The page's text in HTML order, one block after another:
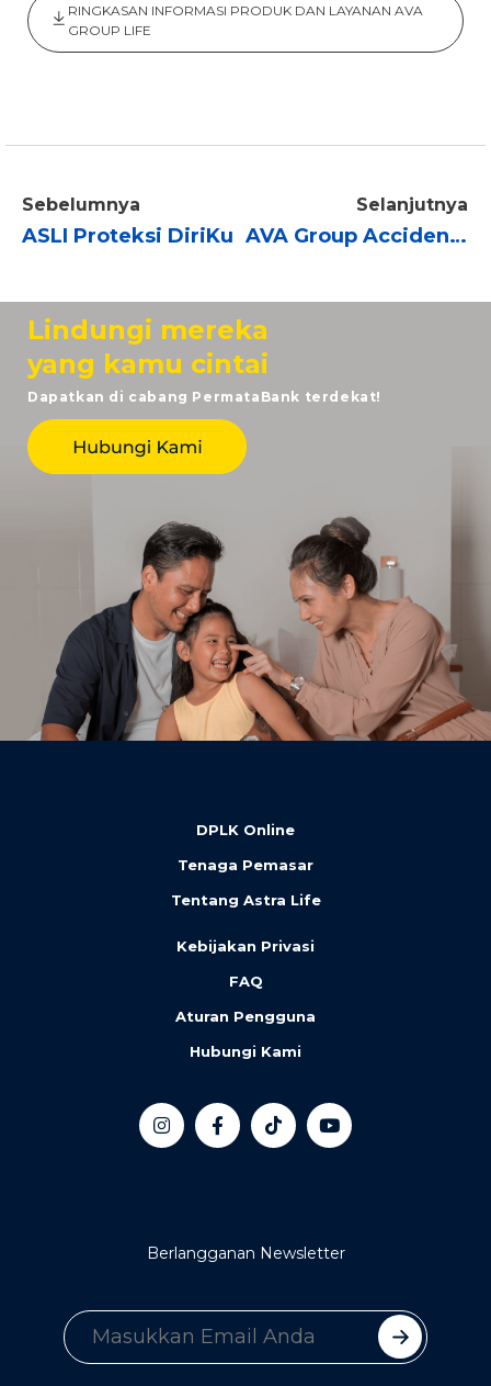
RINGKASAN INFORMASI PRODUK DAN LAYANAN AVA
GROUP LIFE
Sebelumnya
ASLI Proteksi DiriKu
Selanjutnya
AVA Group Accident Protection (PermataBank)
Lindungi mereka
yang kamu cintai
Dapatkan di cabang PermataBank terdekat!
DPLK Online
Tenaga Pemasar
Tentang Astra Life
Kebijakan Privasi
FAQ
Aturan Pengguna
Hubungi Kami
Berlangganan Newsletter